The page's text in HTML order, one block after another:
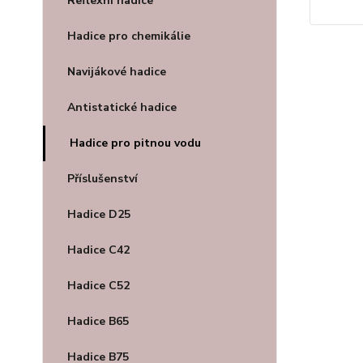
Hadice pro chemikálie
Navijákové hadice
Antistatické hadice
Hadice pro pitnou vodu
Příslušenství
Hadice D25
Hadice C42
Hadice C52
Hadice B65
Hadice B75